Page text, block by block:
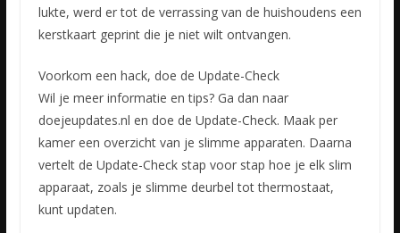
lukte, werd er tot de verrassing van de huishoudens een
kerstkaart geprint die je niet wilt ontvangen.
Voorkom een hack, doe de Update-Check
Wil je meer informatie en tips? Ga dan naar
doejeupdates.nl en doe de Update-Check. Maak per
kamer een overzicht van je slimme apparaten. Daarna
vertelt de Update-Check stap voor stap hoe je elk slim
apparaat, zoals je slimme deurbel tot thermostaat,
kunt updaten.